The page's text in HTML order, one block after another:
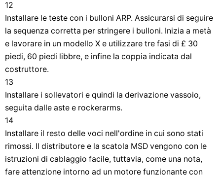
12
Installare le teste con i bulloni ARP. Assicurarsi di seguire
la sequenza corretta per stringere i bulloni. Inizia a metà
e lavorare in un modello X e utilizzare tre fasi di £ 30
piedi, 60 piedi libbre, e infine la coppia indicata dal
costruttore.
13
Installare i sollevatori e quindi la derivazione vassoio,
seguita dalle aste e rockerarms.
14
Installare il resto delle voci nell'ordine in cui sono stati
rimossi. Il distributore e la scatola MSD vengono con le
istruzioni di cablaggio facile, tuttavia, come una nota,
fare attenzione intorno ad un motore funzionante con